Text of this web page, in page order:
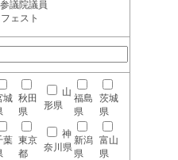
参議院議員
ェスト
城 秋田
県
山
形県
福島
県
茨城
県
葉 東京
都
神
奈川県
新潟
県
富山
県